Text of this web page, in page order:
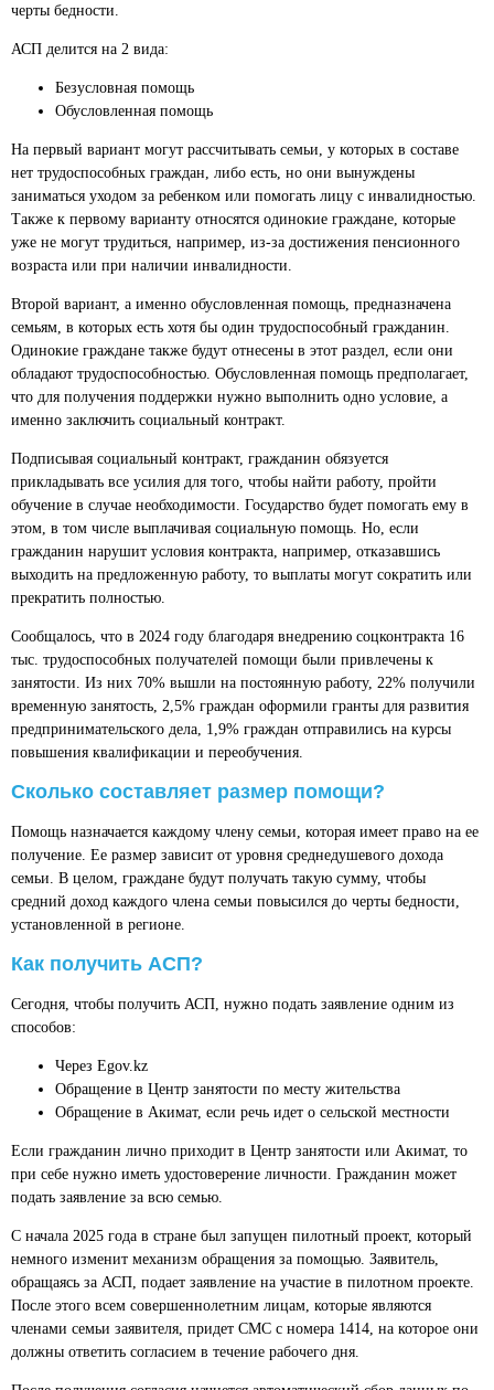
черты бедности.
АСП делится на 2 вида:
Безусловная помощь
Обусловленная помощь
На первый вариант могут рассчитывать семьи, у которых в составе
нет трудоспособных граждан, либо есть, но они вынуждены
заниматься уходом за ребенком или помогать лицу с инвалидностью.
Также к первому варианту относятся одинокие граждане, которые
уже не могут трудиться, например, из-за достижения пенсионного
возраста или при наличии инвалидности.
Второй вариант, а именно обусловленная помощь, предназначена
семьям, в которых есть хотя бы один трудоспособный гражданин.
Одинокие граждане также будут отнесены в этот раздел, если они
обладают трудоспособностью. Обусловленная помощь предполагает,
что для получения поддержки нужно выполнить одно условие, а
именно заключить социальный контракт.
Подписывая социальный контракт, гражданин обязуется
прикладывать все усилия для того, чтобы найти работу, пройти
обучение в случае необходимости. Государство будет помогать ему в
этом, в том числе выплачивая социальную помощь. Но, если
гражданин нарушит условия контракта, например, отказавшись
выходить на предложенную работу, то выплаты могут сократить или
прекратить полностью.
Сообщалось, что в 2024 году благодаря внедрению соцконтракта 16
тыс. трудоспособных получателей помощи были привлечены к
занятости. Из них 70% вышли на постоянную работу, 22% получили
временную занятость, 2,5% граждан оформили гранты для развития
предпринимательского дела, 1,9% граждан отправились на курсы
повышения квалификации и переобучения.
Сколько составляет размер помощи?
Помощь назначается каждому члену семьи, которая имеет право на ее
получение. Ее размер зависит от уровня среднедушевого дохода
семьи. В целом, граждане будут получать такую сумму, чтобы
средний доход каждого члена семьи повысился до черты бедности,
установленной в регионе.
Как получить АСП?
Сегодня, чтобы получить АСП, нужно подать заявление одним из
способов:
Через Egov.kz
Обращение в Центр занятости по месту жительства
Обращение в Акимат, если речь идет о сельской местности
Если гражданин лично приходит в Центр занятости или Акимат, то
при себе нужно иметь удостоверение личности. Гражданин может
подать заявление за всю семью.
С начала 2025 года в стране был запущен пилотный проект, который
немного изменит механизм обращения за помощью. Заявитель,
обращаясь за АСП, подает заявление на участие в пилотном проекте.
После этого всем совершеннолетним лицам, которые являются
членами семьи заявителя, придет СМС с номера 1414, на которое они
должны ответить согласием в течение рабочего дня.